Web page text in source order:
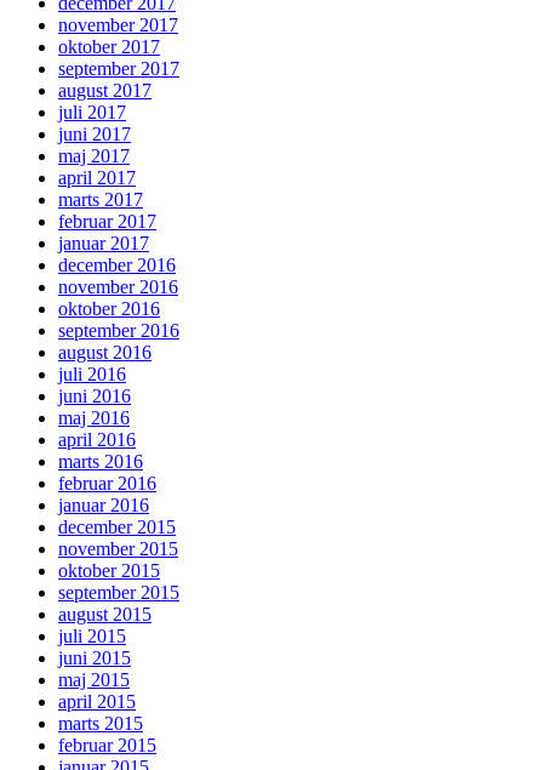
november 2017
oktober 2017
september 2017
august 2017
juli 2017
juni 2017
maj 2017
april 2017
marts 2017
februar 2017
januar 2017
december 2016
november 2016
oktober 2016
september 2016
august 2016
juli 2016
juni 2016
maj 2016
april 2016
marts 2016
februar 2016
januar 2016
december 2015
november 2015
oktober 2015
september 2015
august 2015
juli 2015
juni 2015
maj 2015
april 2015
marts 2015
februar 2015